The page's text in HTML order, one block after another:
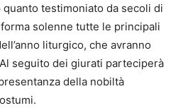
testimoniato da secoli di
solenne tutte le principali
liturgico, che avranno
seguito dei giurati parteciperà
della nobiltà